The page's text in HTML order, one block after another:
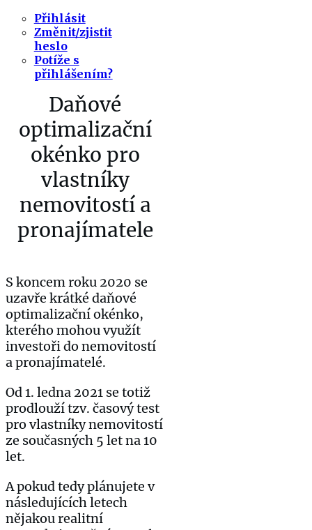
Přihlásit
Změnit/zjistit
heslo
Potíže s
přihlášením?
Daňové
optimalizační
okénko pro
vlastníky
nemovitostí a
pronajímatele
S koncem roku 2020 se
uzavře krátké daňové
optimalizační okénko,
kterého mohou využít
investoři do nemovitostí
a pronajímatelé.
Od 1. ledna 2021 se totiž
prodlouží tzv. časový test
pro vlastníky nemovitostí
ze současných 5 let na 10
let.
A pokud tedy plánujete v
následujících letech
nějakou realitní